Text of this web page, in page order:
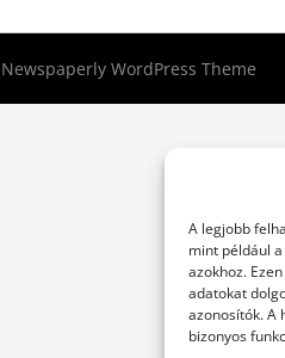
A legjobb
mint például
azokhoz.
adatokat
azonosítók. A
bizonyos
Newspaperly WordPress Theme